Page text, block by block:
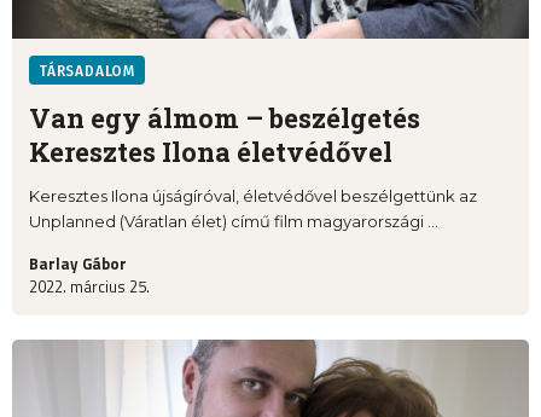
TÁRSADALOM
Van egy álmom – beszélgetés
Keresztes Ilona életvédővel
Keresztes Ilona újságíróval, életvédővel beszélgettünk az
Unplanned (Váratlan élet) című film magyarországi ...
Barlay Gábor
2022. március 25.